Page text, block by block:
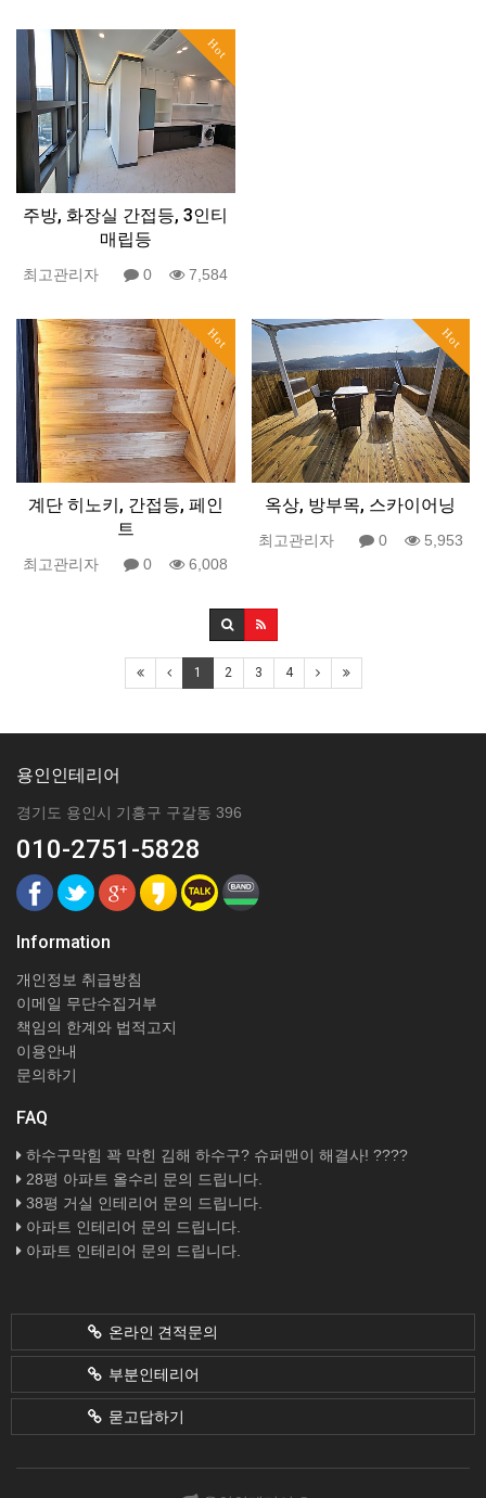
Hot
주방, 화장실 간접등, 3인티
매립등
최고관리자 0 7,584
Hot
계단 히노키, 간접등, 페인
트
최고관리자 0 6,008
Hot
옥상, 방부목, 스카이어닝
최고관리자 0 5,953
1 2 3 4
용인인테리어
경기도 용인시 기흥구 구갈동 396
010-2751-5828
Information
개인정보 취급방침
이메일 무단수집거부
책임의 한계와 법적고지
이용안내
문의하기
FAQ
하수구막힘 꽉 막힌 김해 하수구? 슈퍼맨이 해결사! ????
28평 아파트 올수리 문의 드립니다.
38평 거실 인테리어 문의 드립니다.
아파트 인테리어 문의 드립니다.
아파트 인테리어 문의 드립니다.
온라인 견적문의
부분인테리어
묻고답하기